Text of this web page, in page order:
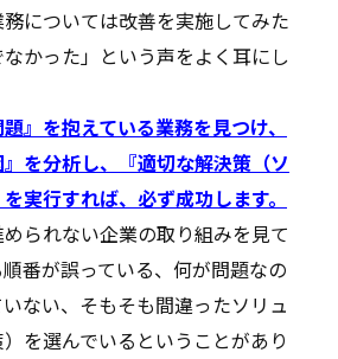
については改善を実施してみた
かった」という声をよく耳にし
』を抱えている業務を見つけ、
を分析し、『適切な解決策（ソ
実行すれば、必ず成功します。
られない企業の取り組みを見て
番が誤っている、何が問題なの
ない、そもそも間違ったソリュ
を選んでいるということがあり